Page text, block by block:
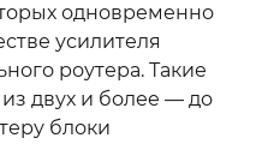
одновременно
усилителя
роутера. Такие
двух и более — до
блоки